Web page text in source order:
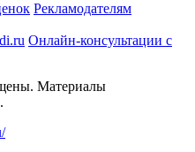
Рекламодателям
Онлайн-консультации с
Материалы